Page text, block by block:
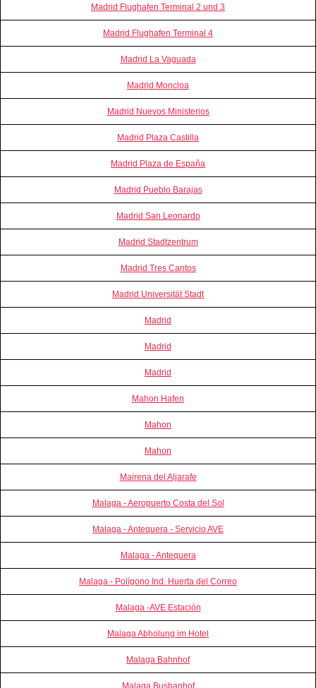
Madrid Flughafen Terminal 2 und 3
Madrid Flughafen Terminal 4
Madrid La Vaguada
Madrid Moncloa
Madrid Nuevos Ministerios
Madrid Plaza Castilla
Madrid Plaza de España
Madrid Pueblo Barajas
Madrid San Leonardo
Madrid Stadtzentrum
Madrid Tres Cantos
Madrid Universität Stadt
Madrid
Madrid
Madrid
Mahon Hafen
Mahon
Mahon
Mairena del Aljarafe
Malaga - Aeropuerto Costa del Sol
Malaga - Antequera - Servicio AVE
Malaga - Antequera
Malaga - Polígono Ind. Huerta del Correo
Malaga -AVE Estación
Malaga Abholung im Hotel
Malaga Bahnhof
Malaga Busbanhof